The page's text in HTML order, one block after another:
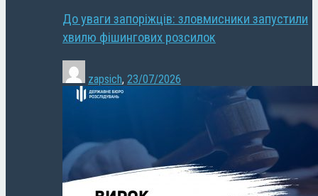
До уваги запоріжців: зловмисники запустили
хвилю фішингових розсилок
zapsich, 23/07/2026